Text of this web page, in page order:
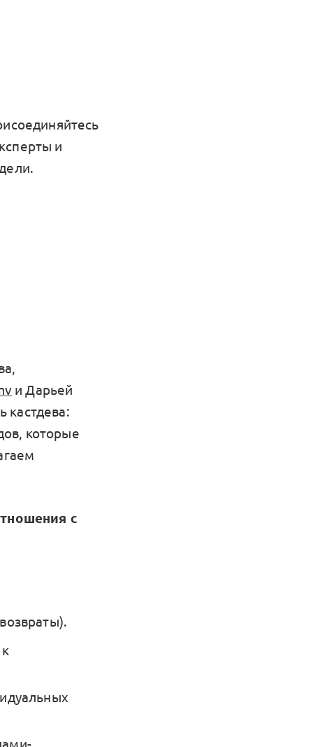
и
и Дарьей
кастдева:
которые
с